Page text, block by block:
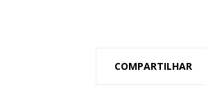
COMPARTILHAR